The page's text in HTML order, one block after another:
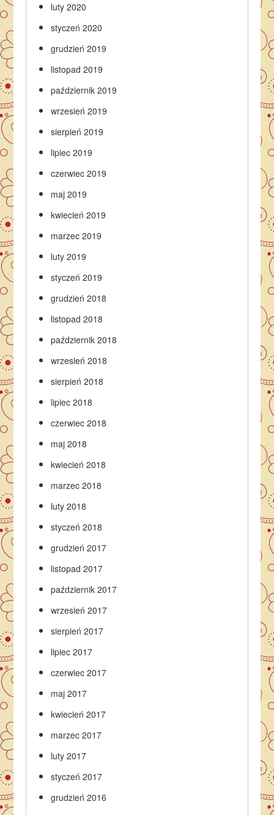
luty 2020
styczeń 2020
grudzień 2019
listopad 2019
październik 2019
wrzesień 2019
sierpień 2019
lipiec 2019
czerwiec 2019
maj 2019
kwiecień 2019
marzec 2019
luty 2019
styczeń 2019
grudzień 2018
listopad 2018
październik 2018
wrzesień 2018
sierpień 2018
lipiec 2018
czerwiec 2018
maj 2018
kwiecień 2018
marzec 2018
luty 2018
styczeń 2018
grudzień 2017
listopad 2017
październik 2017
wrzesień 2017
sierpień 2017
lipiec 2017
czerwiec 2017
maj 2017
kwiecień 2017
marzec 2017
luty 2017
styczeń 2017
grudzień 2016